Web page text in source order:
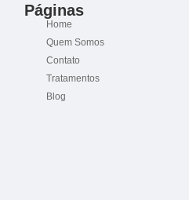
Páginas
Home
Quem Somos
Contato
Tratamentos
Blog